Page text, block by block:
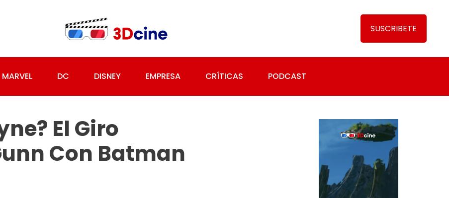
SUSCRIBETE
MARVEL DC DISNEY EMPRESA CRÍTICAS PODCAST
El Giro
Con Batman